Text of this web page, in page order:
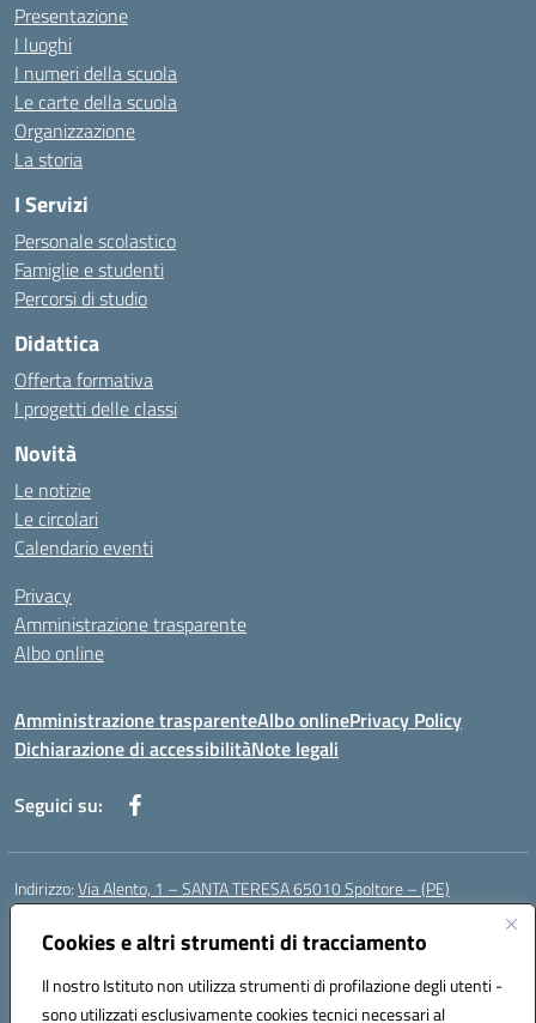
Cookies e altri strumenti di tracciamento
Il nostro Istituto non utilizza strumenti di profilazione degli utenti -
sono utilizzati esclusivamente cookies tecnici necessari al
Presentazione
I luoghi
I numeri della scuola
Le carte della scuola
Organizzazione
La storia
I Servizi
Personale scolastico
Famiglie e studenti
Percorsi di studio
Didattica
Offerta formativa
I progetti delle classi
Novità
Le notizie
Le circolari
Calendario eventi
Privacy
Amministrazione trasparente
Albo online
Amministrazione trasparenteAlbo onlinePrivacy Policy
Dichiarazione di accessibilitàNote legali
Seguici su:
Indirizzo:Via Alento, 1 – SANTA TERESA 65010 Spoltore – (PE)
Centralino:
Posta elettronica certificata (PEC):peee052003@pec.istruzione.it
Codice fiscale: 80006490686
Codice meccanografico:peee052003